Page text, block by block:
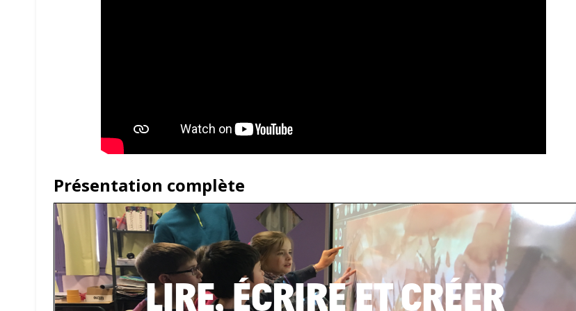
Présentation complète